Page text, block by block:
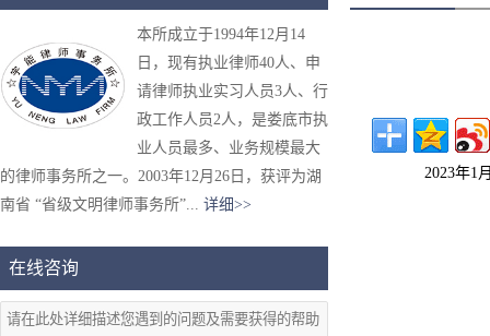
本所成立于1994年12月14
日，现有执业律师40人、申
请律师执业实习人员3人、行
政工作人员2人，是娄底市执
业人员最多、业务规模最大
的律师事务所之一。2003年12月26日，获评为湖
南省 “省级文明律师事务所”... 详细>>
在线咨询
2023年1月